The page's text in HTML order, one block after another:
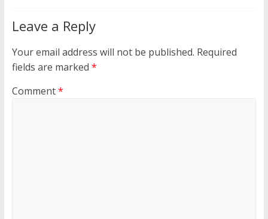
Leave a Reply
Your email address will not be published. Required
fields are marked *
Comment*